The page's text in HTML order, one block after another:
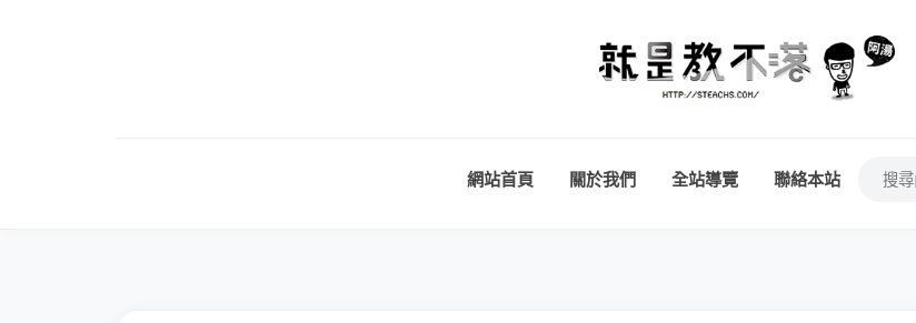
網站首頁 關於我們 全站導覽 聯絡本站